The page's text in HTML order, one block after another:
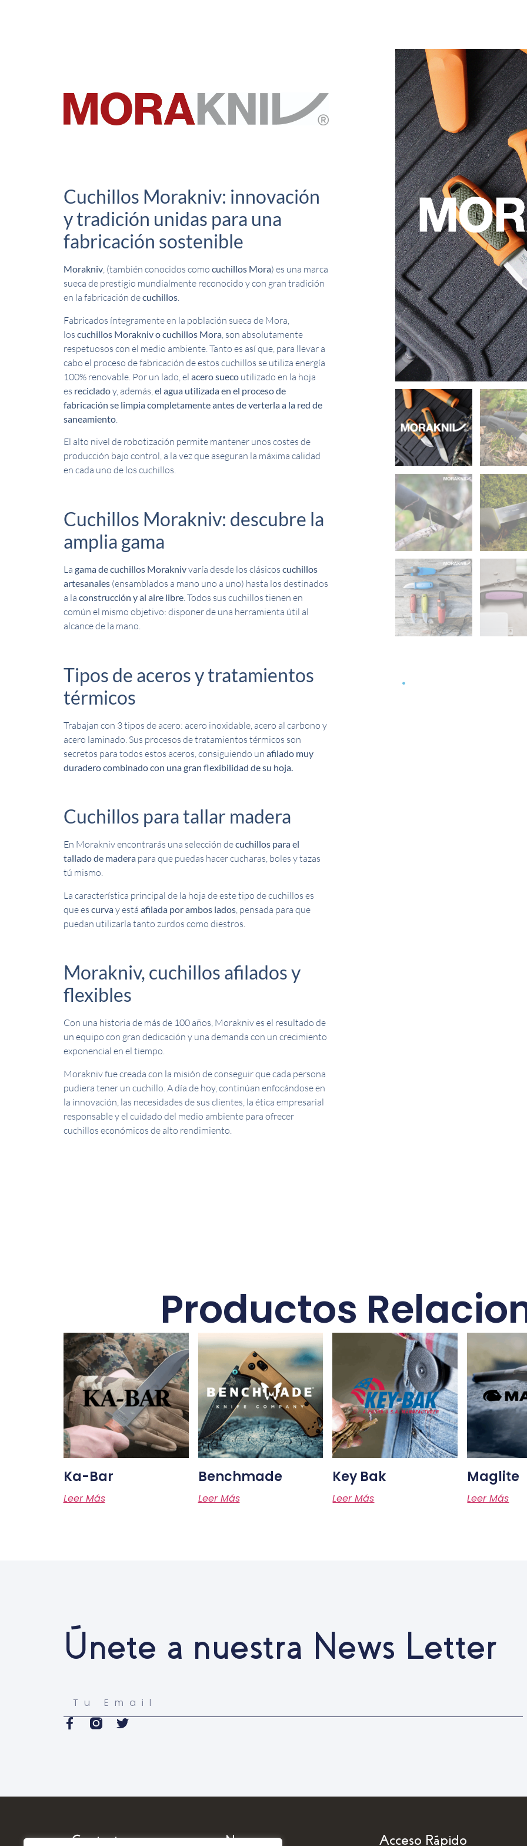
Cuchillos Morakniv: innovación
y tradición unidas para una
fabricación sostenible
Morakniv, (también conocidos como cuchillos Mora) es una marca
sueca de prestigio mundialmente reconocido y con gran tradición
en la fabricación decuchillos.
Fabricados íntegramente en la población sueca de Mora,
los cuchillos Morakniv o cuchillos Mora, son absolutamente
respetuosos con el medio ambiente. Tanto es así que, para llevar a
cabo el proceso de fabricación de estos cuchillos se utiliza energía
100% renovable. Por un lado, el acero suecoutilizado en la hoja
es recicladoy, además, el agua utilizada en el proceso de
fabricación se limpia completamente antes de verterla a la red de
saneamiento.
El alto nivel de robotización permite mantener unos costes de
producción bajo control, a la vez que aseguran la máxima calidad
en cada uno de los cuchillos.
Cuchillos Morakniv: descubre la
amplia gama
La gama de cuchillos Moraknivvaría desde los clásicos cuchillos
artesanales(ensamblados a mano uno a uno) hasta los destinados
a la construcción y al aire libre. Todos sus cuchillos tienen en
común el mismo objetivo: disponer de una herramienta útil al
alcance de la mano.
Tipos de aceros y tratamientos
térmicos
Trabajan con 3 tipos de acero: acero inoxidable, acero al carbono y
acero laminado. Sus procesos de tratamientos térmicos son
secretos para todos estos aceros, consiguiendo un afilado muy
duradero combinado con una gran flexibilidad de su hoja.
Cuchillos para tallar madera
En Morakniv encontrarás una selección decuchillos para el
tallado de maderapara que puedas hacer cucharas, boles y tazas
tú mismo.
La característica principal de la hoja de este tipo de cuchillos es
que es curvay está afilada por ambos lados, pensada para que
puedan utilizarla tanto zurdos como diestros.
Morakniv, cuchillos afilados y
flexibles
Con una historia de más de 100 años, Morakniv es el resultado de
un equipo con gran dedicación y una demanda con un crecimiento
exponencial en el tiempo.
Morakniv fue creada con la misión de conseguir que cada persona
pudiera tener un cuchillo. A día de hoy, continúan enfocándose en
la innovación, las necesidades de sus clientes, la ética empresarial
responsable y el cuidado del medio ambiente para ofrecer
cuchillos económicos de alto rendimiento.
.
Productos
Ka-Bar
Leer Más
Benchmade
Leer Más
Key Bak
Leer Más
Maglite
Leer Más
Únete a nuestra News Letter
Contacto Navega Acceso Rápido